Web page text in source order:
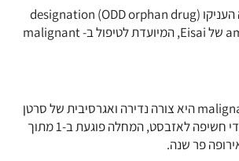
הרגולטורים באירופה העניקו (designation (ODD orphan drug
לתרופה amatuximab של Eisai, המיועדת לטיפול ב- malignant
malignant mesothelioma היא צורה נדירה ואגרסיבית של סרטן
הריאות הנגרמת על ידי חשיפה לאזבסט, המחלה פוגעת ב-1 מתוך